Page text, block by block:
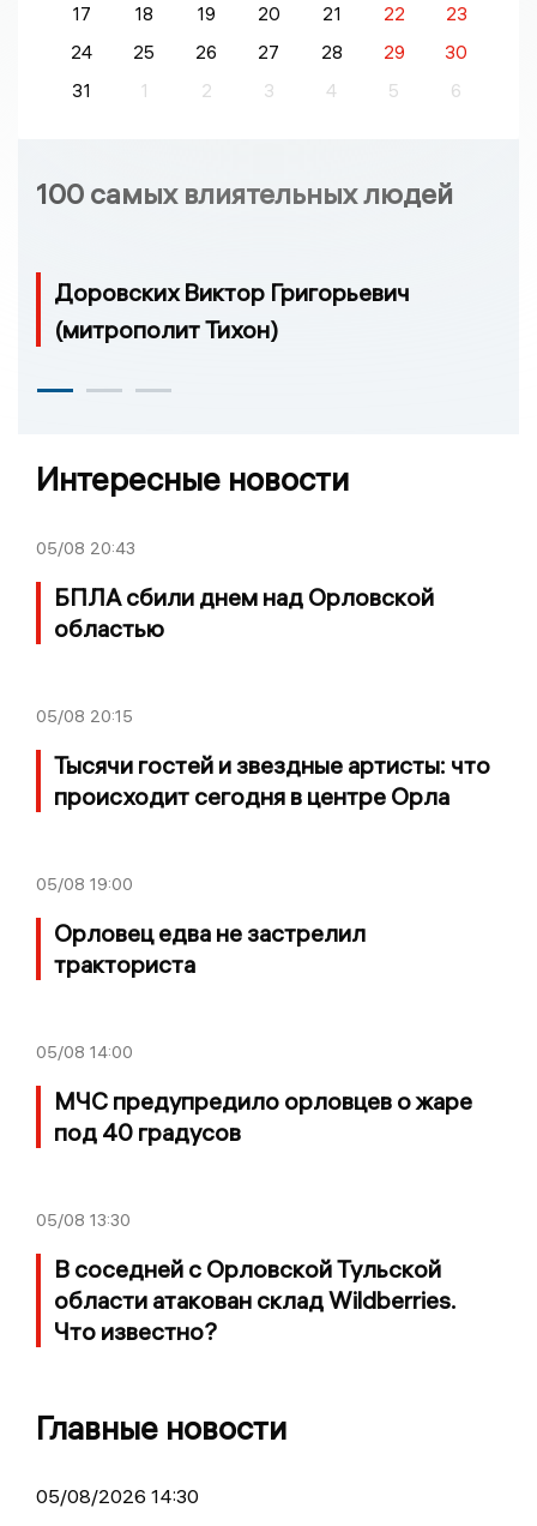
17
18 19 20 21 22
23
24
25 26 27 28 29
30
31
1 2 3 4 5 6
100 самых влиятельных людей
Доровских Виктор Григорьевич
(митрополит Тихон)
Интересные новости
05/08 20:43
БПЛА сбили днем над Орловской
областью
05/08 20:15
Тысячи гостей и звездные артисты: что
происходит сегодня в центре Орла
05/08 19:00
Орловец едва не застрелил
тракториста
05/08 14:00
МЧС предупредило орловцев о жаре
под 40 градусов
05/08 13:30
В соседней с Орловской Тульской
области атакован склад Wildberries.
Что известно?
Главные новости
05/08/2026 14:30